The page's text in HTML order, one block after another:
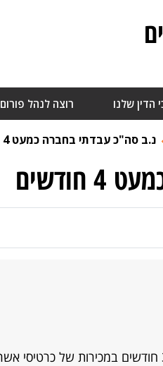
הדין שלנו רוצה לנהל
נ.ב סה"כ עבדתי בחברה כמעט 4 חודשים
שמי שלי ואני בת 21.עבדתי למעלה מ3 חודשים במכירות